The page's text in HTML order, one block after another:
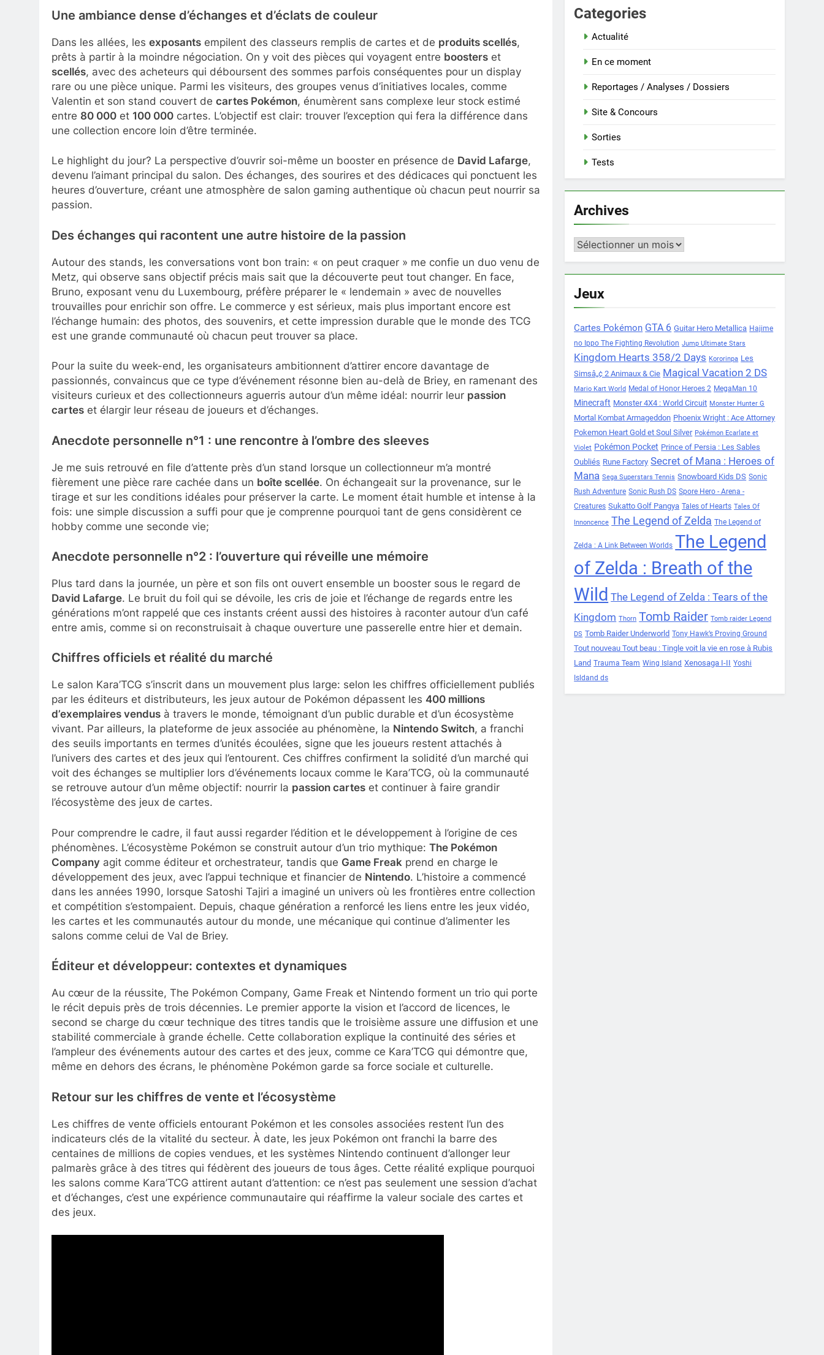
Une ambiance dense d’échanges et d’éclats de couleur
Dans les allées, les exposants empilent des classeurs remplis de cartes et de produits scellés,
prêts à partir à la moindre négociation. On y voit des pièces qui voyagent entre boosters et
scellés, avec des acheteurs qui déboursent des sommes parfois conséquentes pour un display
rare ou une pièce unique. Parmi les visiteurs, des groupes venus d’initiatives locales, comme
Valentin et son stand couvert de cartes Pokémon, énumèrent sans complexe leur stock estimé
entre 80 000 et 100 000 cartes. L’objectif est clair: trouver l’exception qui fera la différence dans
une collection encore loin d’être terminée.
Le highlight du jour? La perspective d’ouvrir soi-même un booster en présence de David Lafarge,
devenu l’aimant principal du salon. Des échanges, des sourires et des dédicaces qui ponctuent les
heures d’ouverture, créant une atmosphère de salon gaming authentique où chacun peut nourrir sa
passion.
Des échanges qui racontent une autre histoire de la passion
Autour des stands, les conversations vont bon train: « on peut craquer » me confie un duo venu de
Metz, qui observe sans objectif précis mais sait que la découverte peut tout changer. En face,
Bruno, exposant venu du Luxembourg, préfère préparer le « lendemain » avec de nouvelles
trouvailles pour enrichir son offre. Le commerce y est sérieux, mais plus important encore est
l’échange humain: des photos, des souvenirs, et cette impression durable que le monde des TCG
est une grande communauté où chacun peut trouver sa place.
Pour la suite du week-end, les organisateurs ambitionnent d’attirer encore davantage de
passionnés, convaincus que ce type d’événement résonne bien au-delà de Briey, en ramenant des
visiteurs curieux et des collectionneurs aguerris autour d’un même idéal: nourrir leur passion
cartes et élargir leur réseau de joueurs et d’échanges.
Anecdote personnelle n°1 : une rencontre à l’ombre des sleeves
Je me suis retrouvé en file d’attente près d’un stand lorsque un collectionneur m’a montré
fièrement une pièce rare cachée dans un boîte scellée. On échangeait sur la provenance, sur le
tirage et sur les conditions idéales pour préserver la carte. Le moment était humble et intense à la
fois: une simple discussion a suffi pour que je comprenne pourquoi tant de gens considèrent ce
hobby comme une seconde vie;
Anecdote personnelle n°2 : l’ouverture qui réveille une mémoire
Plus tard dans la journée, un père et son fils ont ouvert ensemble un booster sous le regard de
David Lafarge. Le bruit du foil qui se dévoile, les cris de joie et l’échange de regards entre les
générations m’ont rappelé que ces instants créent aussi des histoires à raconter autour d’un café
entre amis, comme si on reconstruisait à chaque ouverture une passerelle entre hier et demain.
Chiffres officiels et réalité du marché
Le salon Kara’TCG s’inscrit dans un mouvement plus large: selon les chiffres officiellement publiés
par les éditeurs et distributeurs, les jeux autour de Pokémon dépassent les 400 millions
d’exemplaires vendus à travers le monde, témoignant d’un public durable et d’un écosystème
vivant. Par ailleurs, la plateforme de jeux associée au phénomène, la Nintendo Switch, a franchi
des seuils importants en termes d’unités écoulées, signe que les joueurs restent attachés à
l’univers des cartes et des jeux qui l’entourent. Ces chiffres confirment la solidité d’un marché qui
voit des échanges se multiplier lors d’événements locaux comme le Kara’TCG, où la communauté
se retrouve autour d’un même objectif: nourrir la passion cartes et continuer à faire grandir
l’écosystème des jeux de cartes.
Pour comprendre le cadre, il faut aussi regarder l’édition et le développement à l’origine de ces
phénomènes. L’écosystème Pokémon se construit autour d’un trio mythique: The Pokémon
Company agit comme éditeur et orchestrateur, tandis que Game Freak prend en charge le
développement des jeux, avec l’appui technique et financier de Nintendo. L’histoire a commencé
dans les années 1990, lorsque Satoshi Tajiri a imaginé un univers où les frontières entre collection
et compétition s’estompaient. Depuis, chaque génération a renforcé les liens entre les jeux vidéo,
les cartes et les communautés autour du monde, une mécanique qui continue d’alimenter les
salons comme celui de Val de Briey.
Éditeur et développeur: contextes et dynamiques
Au cœur de la réussite, The Pokémon Company, Game Freak et Nintendo forment un trio qui porte
le récit depuis près de trois décennies. Le premier apporte la vision et l’accord de licences, le
second se charge du cœur technique des titres tandis que le troisième assure une diffusion et une
stabilité commerciale à grande échelle. Cette collaboration explique la continuité des séries et
l’ampleur des événements autour des cartes et des jeux, comme ce Kara’TCG qui démontre que,
même en dehors des écrans, le phénomène Pokémon garde sa force sociale et culturelle.
Retour sur les chiffres de vente et l’écosystème
Les chiffres de vente officiels entourant Pokémon et les consoles associées restent l’un des
indicateurs clés de la vitalité du secteur. À date, les jeux Pokémon ont franchi la barre des
centaines de millions de copies vendues, et les systèmes Nintendo continuent d’allonger leur
palmarès grâce à des titres qui fédèrent des joueurs de tous âges. Cette réalité explique pourquoi
les salons comme Kara’TCG attirent autant d’attention: ce n’est pas seulement une session d’achat
et d’échanges, c’est une expérience communautaire qui réaffirme la valeur sociale des cartes et
des jeux.
Categories
Actualité
En ce moment
Reportages / Analyses / Dossiers
Site & Concours
Sorties
Tests
Archives
Archives
Jeux
Cartes Pokémon GTA 6 Guitar Hero Metallica Hajime
no Ippo The Fighting Revolution Jump Ultimate Stars
Kingdom Hearts 358/2 Days Kororinpa Les
Simsâ„¢ 2 Animaux & Cie Magical Vacation 2 DS
Mario Kart World Medal of Honor Heroes 2 MegaMan 10
Minecraft Monster 4X4 : World Circuit Monster Hunter G
Mortal Kombat Armageddon Phoenix Wright : Ace Attorney
Pokemon Heart Gold et Soul Silver Pokémon Ecarlate et
Violet Pokémon Pocket Prince of Persia : Les Sables
Oubliés Rune Factory Secret of Mana : Heroes of
Mana Sega Superstars Tennis Snowboard Kids DS Sonic
Rush Adventure Sonic Rush DS Spore Hero - Arena -
Creatures Sukatto Golf Pangya Tales of Hearts Tales Of
Innoncence The Legend of Zelda The Legend of
Zelda : A Link Between Worlds The Legend
of Zelda : Breath of the
Wild The Legend of Zelda : Tears of the
Kingdom Thorn Tomb Raider Tomb raider Legend
DS Tomb Raider Underworld Tony Hawk’s Proving Ground
Tout nouveau Tout beau : Tingle voit la vie en rose à Rubis
Land Trauma Team Wing Island Xenosaga I-II Yoshi
Isldand ds